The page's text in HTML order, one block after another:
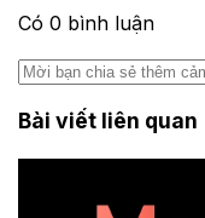
Có 0 bình luận
Bài viết liên quan